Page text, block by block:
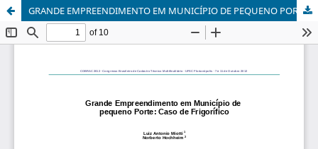
GRANDE EMPREENDIMENTO EM MUNICÍPIO DE PEQUENO PORTE: Caso de frigorífico